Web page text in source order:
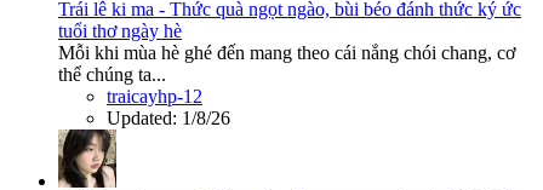
Trái lê ki ma - Thức quà ngọt ngào, bùi béo đánh thức ký ức
tuổi thơ ngày hè
Mỗi khi mùa hè ghé đến mang theo cái nắng chói chang, cơ
thể chúng ta...
traicayhp-12
Updated: 1/8/26